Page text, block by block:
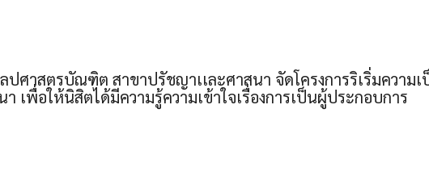
ศาสตรบัณฑิต สาขาปรัชญาเเละศาสนา จัดโครงการริเริ่มความ
เพื่อให้นิสิตได้มีความรู้ความเข้าใจเรื่องการเป็นผู้ประกอบการ